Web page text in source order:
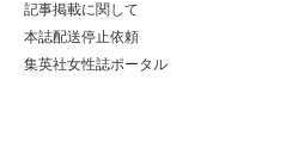
記事掲載に関して
本誌配送停止依頼
集英社女性誌ポータル